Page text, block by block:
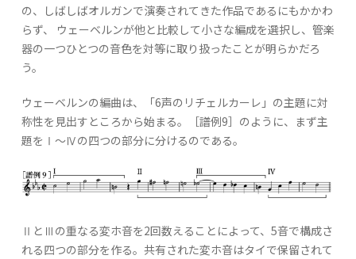
の、しばしばオルガンで演奏されてきた作品であるにもかかわ
らず、 ウェーベルンが他と比較して小さな編成を選択し、管楽
器の一つひとつの音色を対等に取り扱ったことが明らかだろ
う。
ウェーベルンの編曲は、「6声のリチェルカーレ」の主題に対
称性を見出すところから始まる。［譜例9］のように、まず主
題をⅠ〜Ⅳの四つの部分に分けるのである。
ⅡとⅢの重なる変ホ音を2回数えることによって、5音で構成さ
れる四つの部分を作る。共有された変ホ音はタイで保留されて